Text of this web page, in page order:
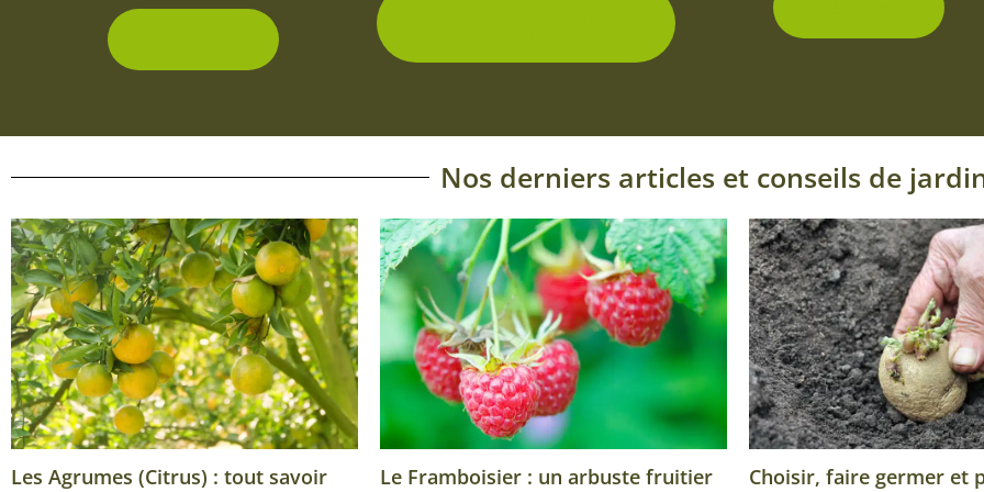
Nos derniers articles et conseils de
Les Agrumes (Citrus) : tout savoir
Le Framboisier : un arbuste fruitier
Choisir, faire germer et